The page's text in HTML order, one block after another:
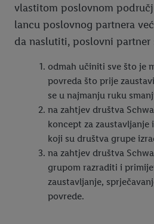
vlastitom poslovnom
lancu poslovnog partnera
da naslutiti, poslovni partner
odmah učiniti sve što je
povreda što prije
se u najmanju ruku
na zahtjev društva
koncept za
koji su društva grupe
na zahtjev društva
grupom razraditi i
zaustavljanje,
povrede.